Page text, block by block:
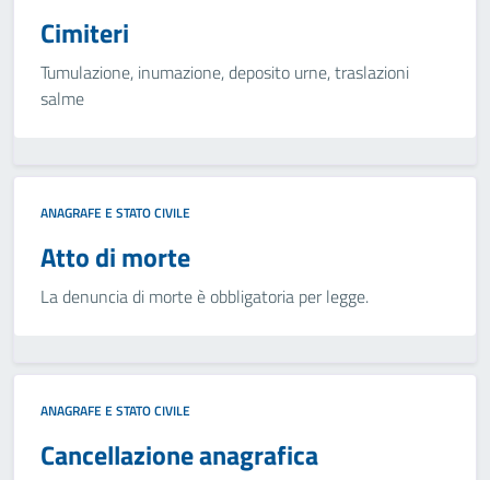
Cimiteri
Tumulazione, inumazione, deposito urne, traslazioni
salme
ANAGRAFE E STATO CIVILE
Atto di morte
La denuncia di morte è obbligatoria per legge.
ANAGRAFE E STATO CIVILE
Cancellazione anagrafica